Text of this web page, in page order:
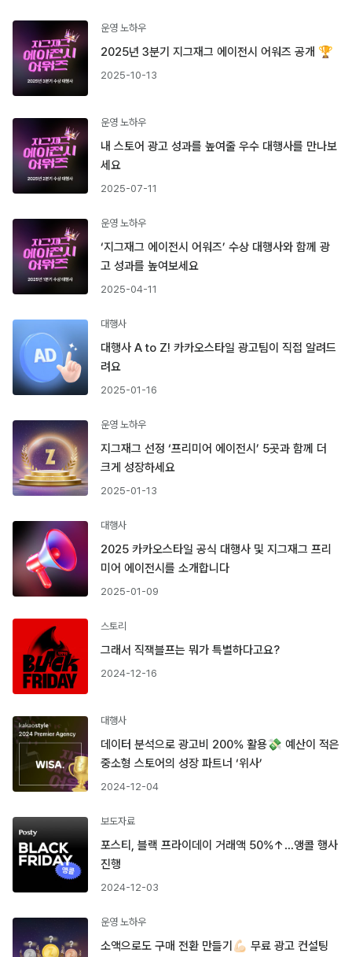
운영 노하우
2025년 3분기 지그재그 에이전시 어워즈 공개 🏆
2025-10-13
운영 노하우
내 스토어 광고 성과를 높여줄 우수 대행사를 만나보
세요
2025-07-11
운영 노하우
‘지그재그 에이전시 어워즈’ 수상 대행사와 함께 광
고 성과를 높여보세요
2025-04-11
대행사
대행사 A to Z! 카카오스타일 광고팀이 직접 알려드
려요
2025-01-16
운영 노하우
지그재그 선정 ‘프리미어 에이전시’ 5곳과 함께 더
크게 성장하세요
2025-01-13
대행사
2025 카카오스타일 공식 대행사 및 지그재그 프리
미어 에이전시를 소개합니다
2025-01-09
스토리
그래서 직잭블프는 뭐가 특별하다고요?
2024-12-16
대행사
데이터 분석으로 광고비 200% 활용💸 예산이 적은
중소형 스토어의 성장 파트너 ‘위사’
2024-12-04
보도자료
포스티, 블랙 프라이데이 거래액 50%↑…앵콜 행사
진행
2024-12-03
운영 노하우
소액으로도 구매 전환 만들기💪🏻 무료 광고 컨설팅